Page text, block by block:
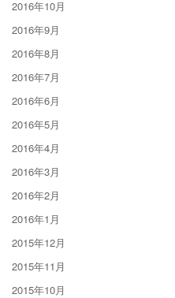
2016年10月
2016年9月
2016年8月
2016年7月
2016年6月
2016年5月
2016年4月
2016年3月
2016年2月
2016年1月
2015年12月
2015年11月
2015年10月